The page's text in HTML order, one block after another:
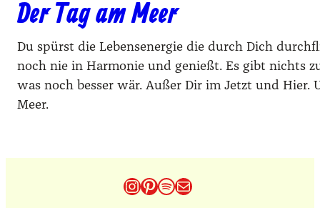
Der Tag am Meer
Du spürst die Lebensenergie die durch Dich
noch nie in Harmonie und genießt. Es gibt nichts
was noch besser wär. Außer Dir im Jetzt und Hier.
Meer.
Instagram
Pinterest
Spotify
E-Mail